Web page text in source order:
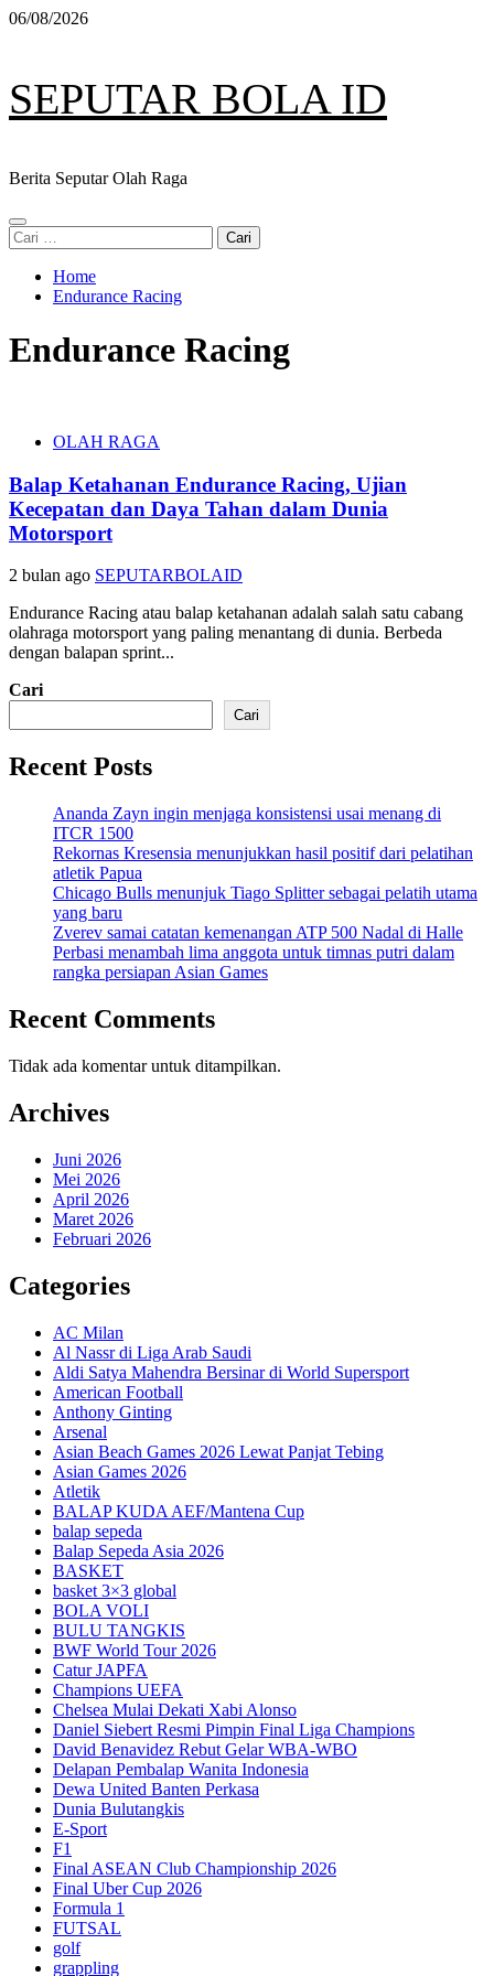
Skip
06/08/2026
SEPUTAR BOLA ID
Berita Seputar Olah Raga
Primary
Menu
Cari
untuk:
Home
Endurance Racing
Endurance Racing
OLAH RAGA
Balap Ketahanan Endurance Racing, Ujian
Kecepatan dan Daya Tahan dalam Dunia
Motorsport
2 bulan ago SEPUTARBOLAID
Endurance Racing atau balap ketahanan adalah salah satu cabang
olahraga motorsport yang paling menantang di dunia. Berbeda
dengan balapan sprint...
Cari
Cari
Recent Posts
Ananda Zayn ingin menjaga konsistensi usai menang di
ITCR 1500
Rekornas Kresensia menunjukkan hasil positif dari pelatihan
atletik Papua
Chicago Bulls menunjuk Tiago Splitter sebagai pelatih utama
yang baru
Zverev samai catatan kemenangan ATP 500 Nadal di Halle
Perbasi menambah lima anggota untuk timnas putri dalam
rangka persiapan Asian Games
Recent Comments
Tidak ada komentar untuk ditampilkan.
Archives
Juni 2026
Mei 2026
April 2026
Maret 2026
Februari 2026
Categories
AC Milan
Al Nassr di Liga Arab Saudi
Aldi Satya Mahendra Bersinar di World Supersport
American Football
Anthony Ginting
Arsenal
Asian Beach Games 2026 Lewat Panjat Tebing
Asian Games 2026
Atletik
BALAP KUDA AEF/Mantena Cup
balap sepeda
Balap Sepeda Asia 2026
BASKET
basket 3×3 global
BOLA VOLI
BULU TANGKIS
BWF World Tour 2026
Catur JAPFA
Champions UEFA
Chelsea Mulai Dekati Xabi Alonso
Daniel Siebert Resmi Pimpin Final Liga Champions
David Benavidez Rebut Gelar WBA-WBO
Delapan Pembalap Wanita Indonesia
Dewa United Banten Perkasa
Dunia Bulutangkis
E-Sport
F1
Final ASEAN Club Championship 2026
Final Uber Cup 2026
Formula 1
FUTSAL
golf
grappling